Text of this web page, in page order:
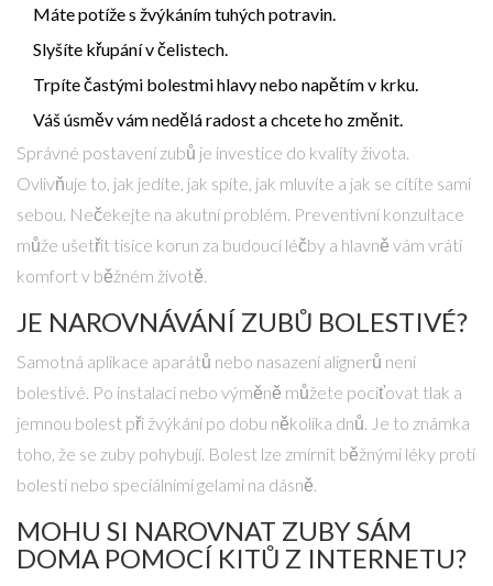
Máte potíže s žvýkáním tuhých potravin.
Slyšíte křupání v čelistech.
Trpíte častými bolestmi hlavy nebo napětím v krku.
Váš úsměv vám nedělá radost a chcete ho změnit.
Správné postavení zubů je investice do kvality života.
Ovlivňuje to, jak jedíte, jak spíte, jak mluvíte a jak se cítíte sami
sebou. Nečekejte na akutní problém. Preventivní konzultace
může ušetřit tisíce korun za budoucí léčby a hlavně vám vrátí
komfort v běžném životě.
JE NAROVNÁVÁNÍ ZUBŮ BOLESTIVÉ?
Samotná aplikace aparátů nebo nasazení alignerů není
bolestivé. Po instalaci nebo výměně můžete pociťovat tlak a
jemnou bolest při žvýkání po dobu několika dnů. Je to známka
toho, že se zuby pohybují. Bolest lze zmírnit běžnými léky proti
bolesti nebo speciálními gelami na dásně.
MOHU SI NAROVNAT ZUBY SÁM
DOMA POMOCÍ KITŮ Z INTERNETU?